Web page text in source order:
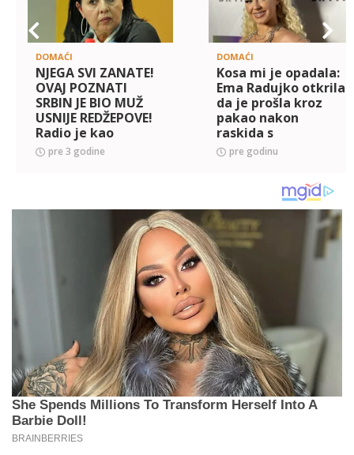
DOMAĆI
NJEGA SVI ZANATE!
OVAJ POZNATI
SRBIN JE BIO MUŽ
USNIJE REDŽEPOVE!
Radio je kao
profesor, IMAO SVOJ
orkestar, a
pre 3 godine
DOMAĆI
Kosa mi je opadala:
Ema Radujko otkrila
da je prošla kroz
pakao nakon
raskida s
fudbalerom Urošem
Račićem
pre godinu